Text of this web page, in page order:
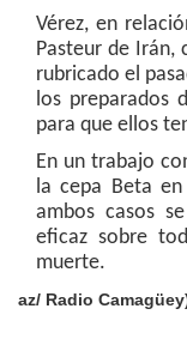
Vérez, en
Pasteur de Irán,
rubricado el
los preparados
para que ellos
En un trabajo
la cepa Beta
ambos casos
eficaz sobre
muerte.
az/ Radio